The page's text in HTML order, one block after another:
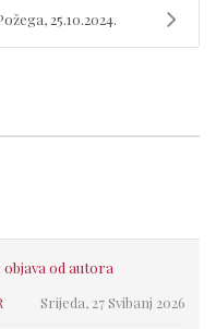
25.10.2024.
objava od autora
Srijeda, 27 Svibanj 2026